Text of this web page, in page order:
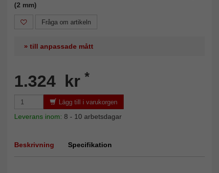
(2 mm)
Fråga om artikeln
» till anpassade mått
1.324 kr *
Lägg till i varukorgen
Leverans inom: 8 - 10 arbetsdagar
Beskrivning Specifikation